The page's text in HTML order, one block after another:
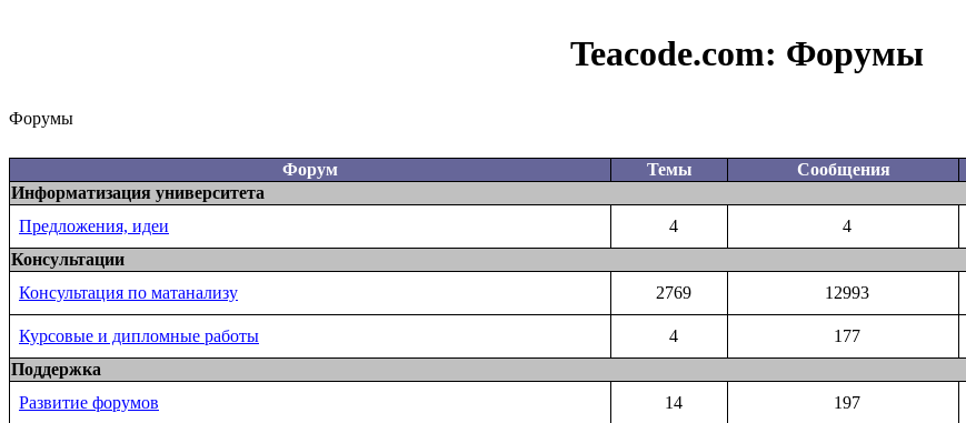
Teacode.com: Форумы
Форумы
Форум
Темы Сообщения
Информатизация университета
Предложения, идеи
4 4
Консультации
Консультация по матанализу
2769 12993
Курсовые и дипломные работы 4 177
Поддержка
Развитие форумов
14 197